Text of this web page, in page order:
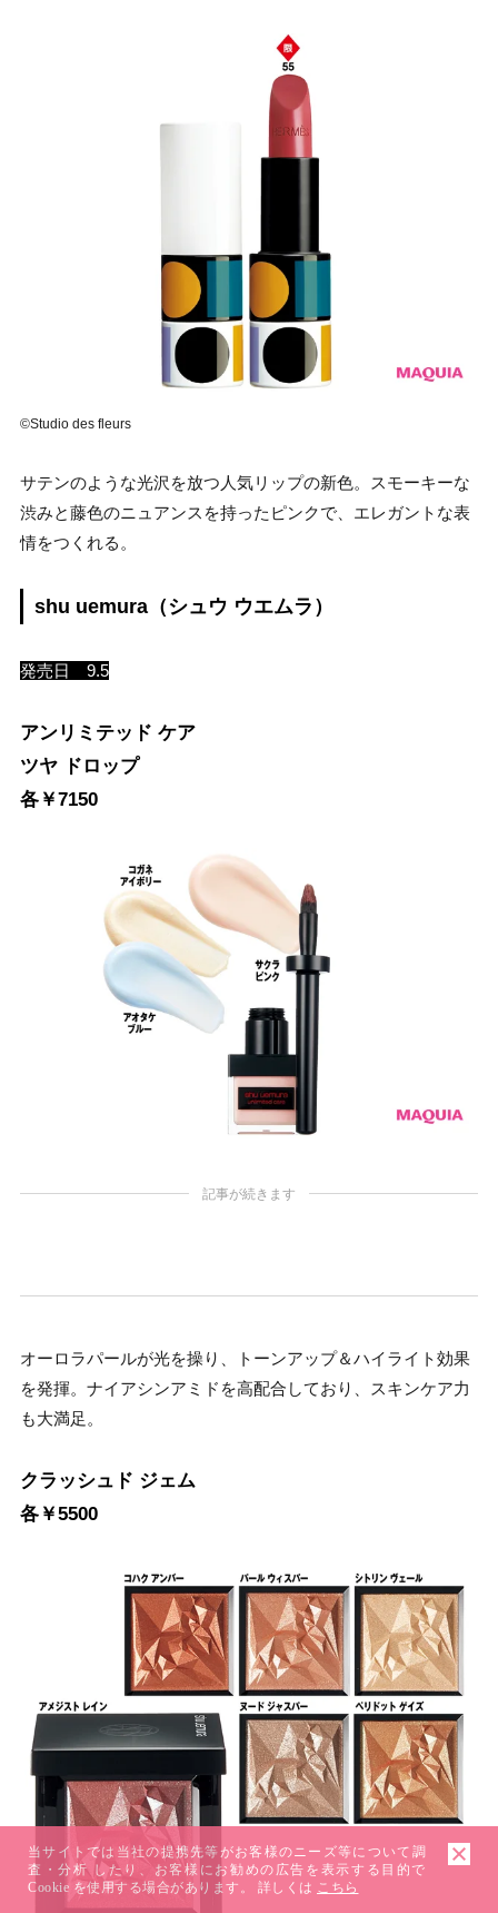
©Studio des fleurs
サテンのような光沢を放つ人気リップの新色。スモーキーな
渋みと藤色のニュアンスを持ったピンクで、エレガントな表
情をつくれる。
shu uemura（シュウ ウエムラ）
発売日 9.5
アンリミテッド ケア
ツヤ ドロップ
各￥7150
記事が続きます
オーロラパールが光を操り、トーンアップ＆ハイライト効果
を発揮。ナイアシンアミドを高配合しており、スキンケア力
も大満足。
クラッシュド ジェム
各￥5500
当サイトでは当社の提携先等がお客様のニーズ等について調
査・分析 したり、お客様にお勧めの広告を表示する目的で
Cookie を使用する場合があります。 詳しくは こちら